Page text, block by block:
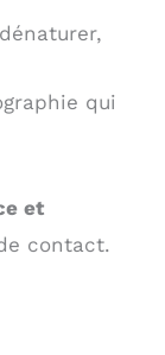
qui
et
contact.